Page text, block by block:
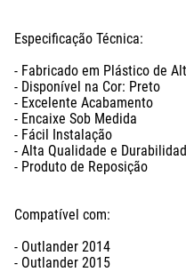
Especificação Técnica:
- Fabricado em Plástico de
- Disponível na Cor: Preto
- Excelente Acabamento
- Encaixe Sob Medida
- Fácil Instalação
- Alta Qualidade e
- Produto de Reposição
Compatível com:
- Outlander 2014
- Outlander 2015